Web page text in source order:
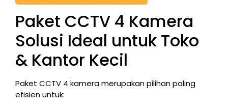
Paket CCTV 4 Kamera
Solusi Ideal untuk Toko
& Kantor Kecil
Paket CCTV 4 kamera merupakan pilihan paling
efisien untuk: